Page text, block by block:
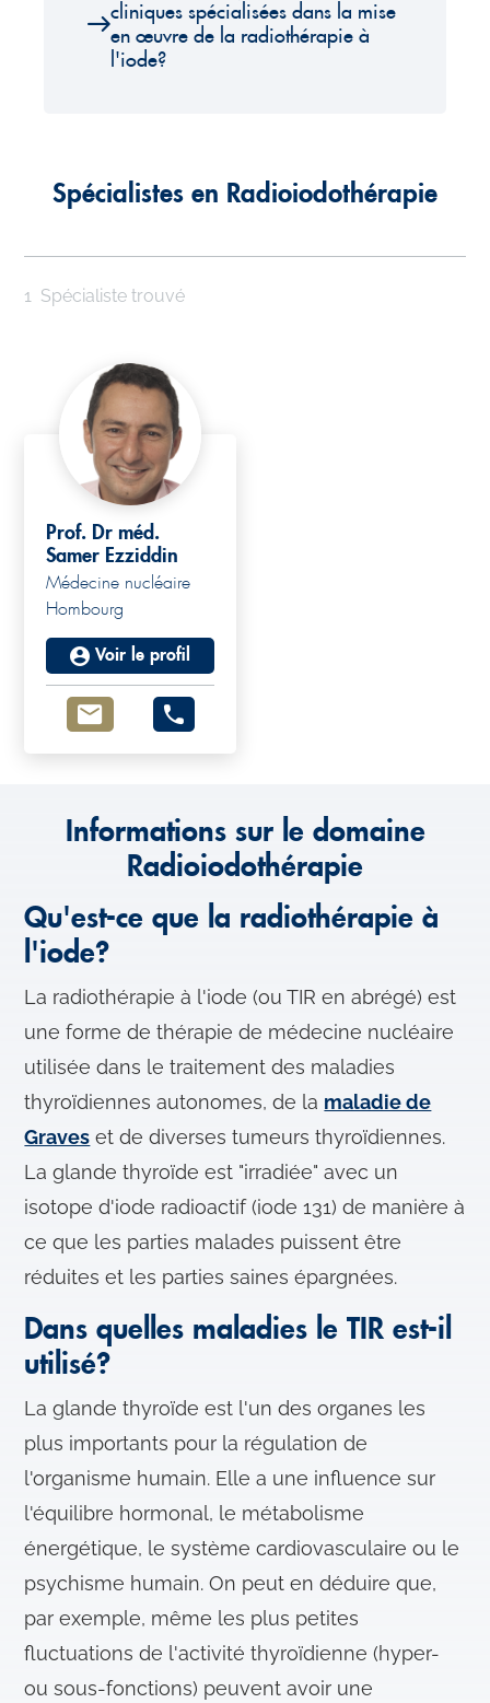
cliniques spécialisées dans la mise
en œuvre de la radiothérapie à
l'iode?
Spécialistes en Radioiodothérapie
1 Spécialiste trouvé
Prof. Dr méd.
Samer Ezziddin
Médecine nucléaire
Hombourg
Voir le profil
Informations sur le domaine
Radioiodothérapie
Qu'est-ce que la radiothérapie à
l'iode?
La radiothérapie à l'iode (ou TIR en abrégé) est
une forme de thérapie de médecine nucléaire
utilisée dans le traitement des maladies
thyroïdiennes autonomes, de la maladie de
Graves et de diverses tumeurs thyroïdiennes.
La glande thyroïde est "irradiée" avec un
isotope d'iode radioactif (iode 131) de manière à
ce que les parties malades puissent être
réduites et les parties saines épargnées.
Dans quelles maladies le TIR est-il
utilisé?
La glande thyroïde est l'un des organes les
plus importants pour la régulation de
l'organisme humain. Elle a une influence sur
l'équilibre hormonal, le métabolisme
énergétique, le système cardiovasculaire ou le
psychisme humain. On peut en déduire que,
par exemple, même les plus petites
fluctuations de l'activité thyroïdienne (hyper-
ou sous-fonctions) peuvent avoir une